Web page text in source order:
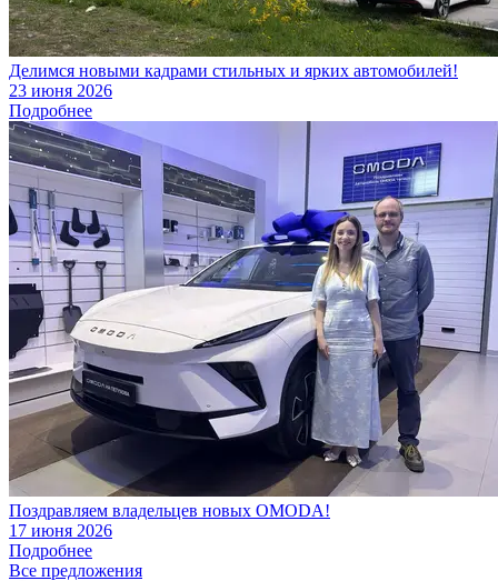
Делимся новыми кадрами стильных и ярких автомобилей!
23 июня 2026
Подробнее
Поздравляем владельцев новых OMODA!
17 июня 2026
Подробнее
Все предложения